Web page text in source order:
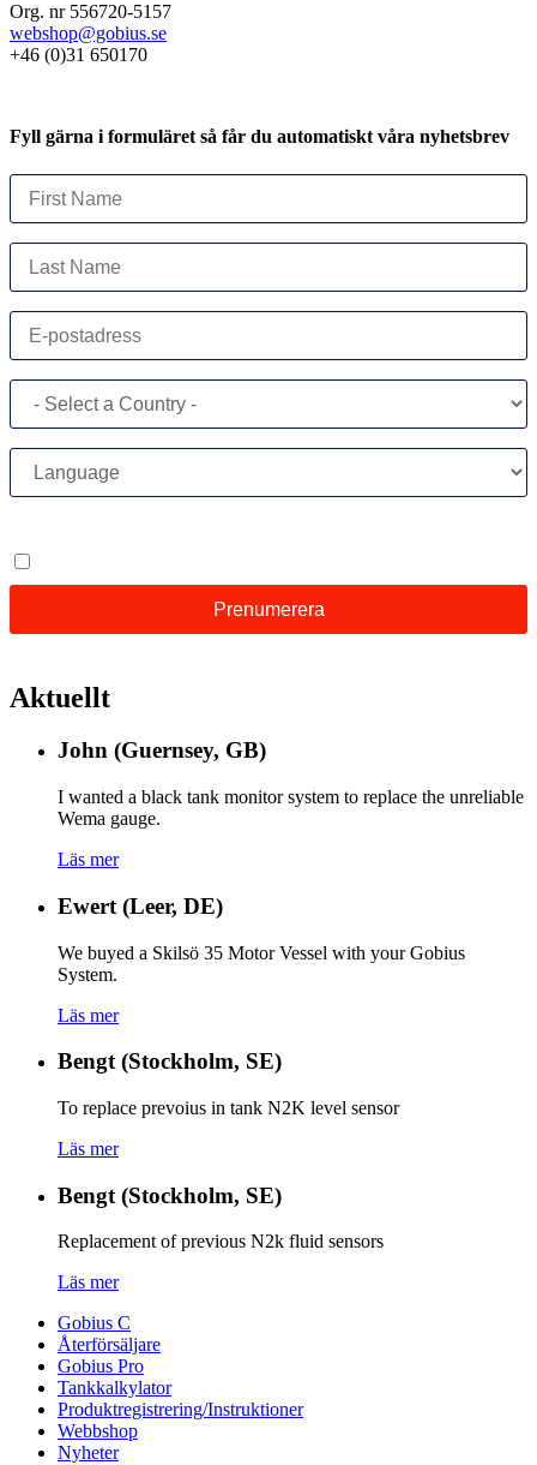
Org. nr 556720-5157
webshop@gobius.se
+46 (0)31 650170
Fyll gärna i formuläret så får du automatiskt våra nyhetsbrev
Aktuellt
John (Guernsey, GB)
I wanted a black tank monitor system to replace the unreliable
Wema gauge.
Läs mer
Ewert (Leer, DE)
We buyed a Skilsö 35 Motor Vessel with your Gobius
System.
Läs mer
Bengt (Stockholm, SE)
To replace prevoius in tank N2K level sensor
Läs mer
Bengt (Stockholm, SE)
Replacement of previous N2k fluid sensors
Läs mer
Gobius C
Återförsäljare
Gobius Pro
Tankkalkylator
Produktregistrering/Instruktioner
Webbshop
Nyheter